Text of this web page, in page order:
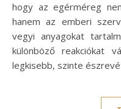
hogy az egérméreg
hanem az emberi
vegyi anyagokat
különböző reakciókat
legkisebb, szinte